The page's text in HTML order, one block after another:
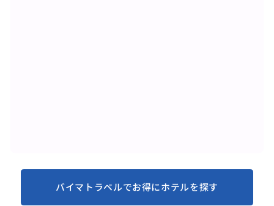
バイマトラベルでお得にホテルを探す